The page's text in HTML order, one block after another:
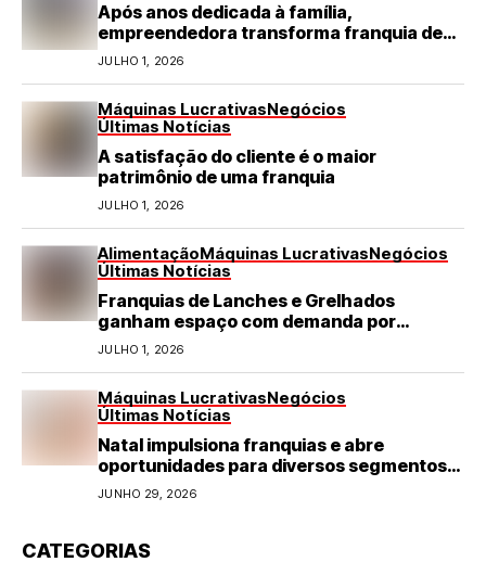
Após anos dedicada à família,
empreendedora transforma franquia de
turismo em negócio de destaque no RN
JULHO 1, 2026
Máquinas LucrativasNegócios
Últimas Notícias
A satisfação do cliente é o maior
patrimônio de uma franquia
JULHO 1, 2026
AlimentaçãoMáquinas LucrativasNegócios
Últimas Notícias
Franquias de Lanches e Grelhados
ganham espaço com demanda por
refeições rápidas e de qualidade
JULHO 1, 2026
Máquinas LucrativasNegócios
Últimas Notícias
Natal impulsiona franquias e abre
oportunidades para diversos segmentos
do varejo
JUNHO 29, 2026
CATEGORIAS